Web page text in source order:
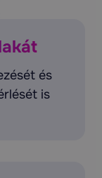
és
is